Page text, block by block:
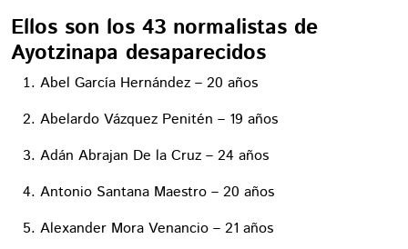
Ellos son los 43 normalistas de
Ayotzinapa desaparecidos
Abel García Hernández – 20 años
Abelardo Vázquez Penitén – 19 años
Adán Abrajan De la Cruz – 24 años
Antonio Santana Maestro – 20 años
Alexander Mora Venancio – 21 años